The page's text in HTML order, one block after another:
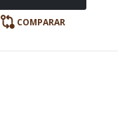
COMPARAR